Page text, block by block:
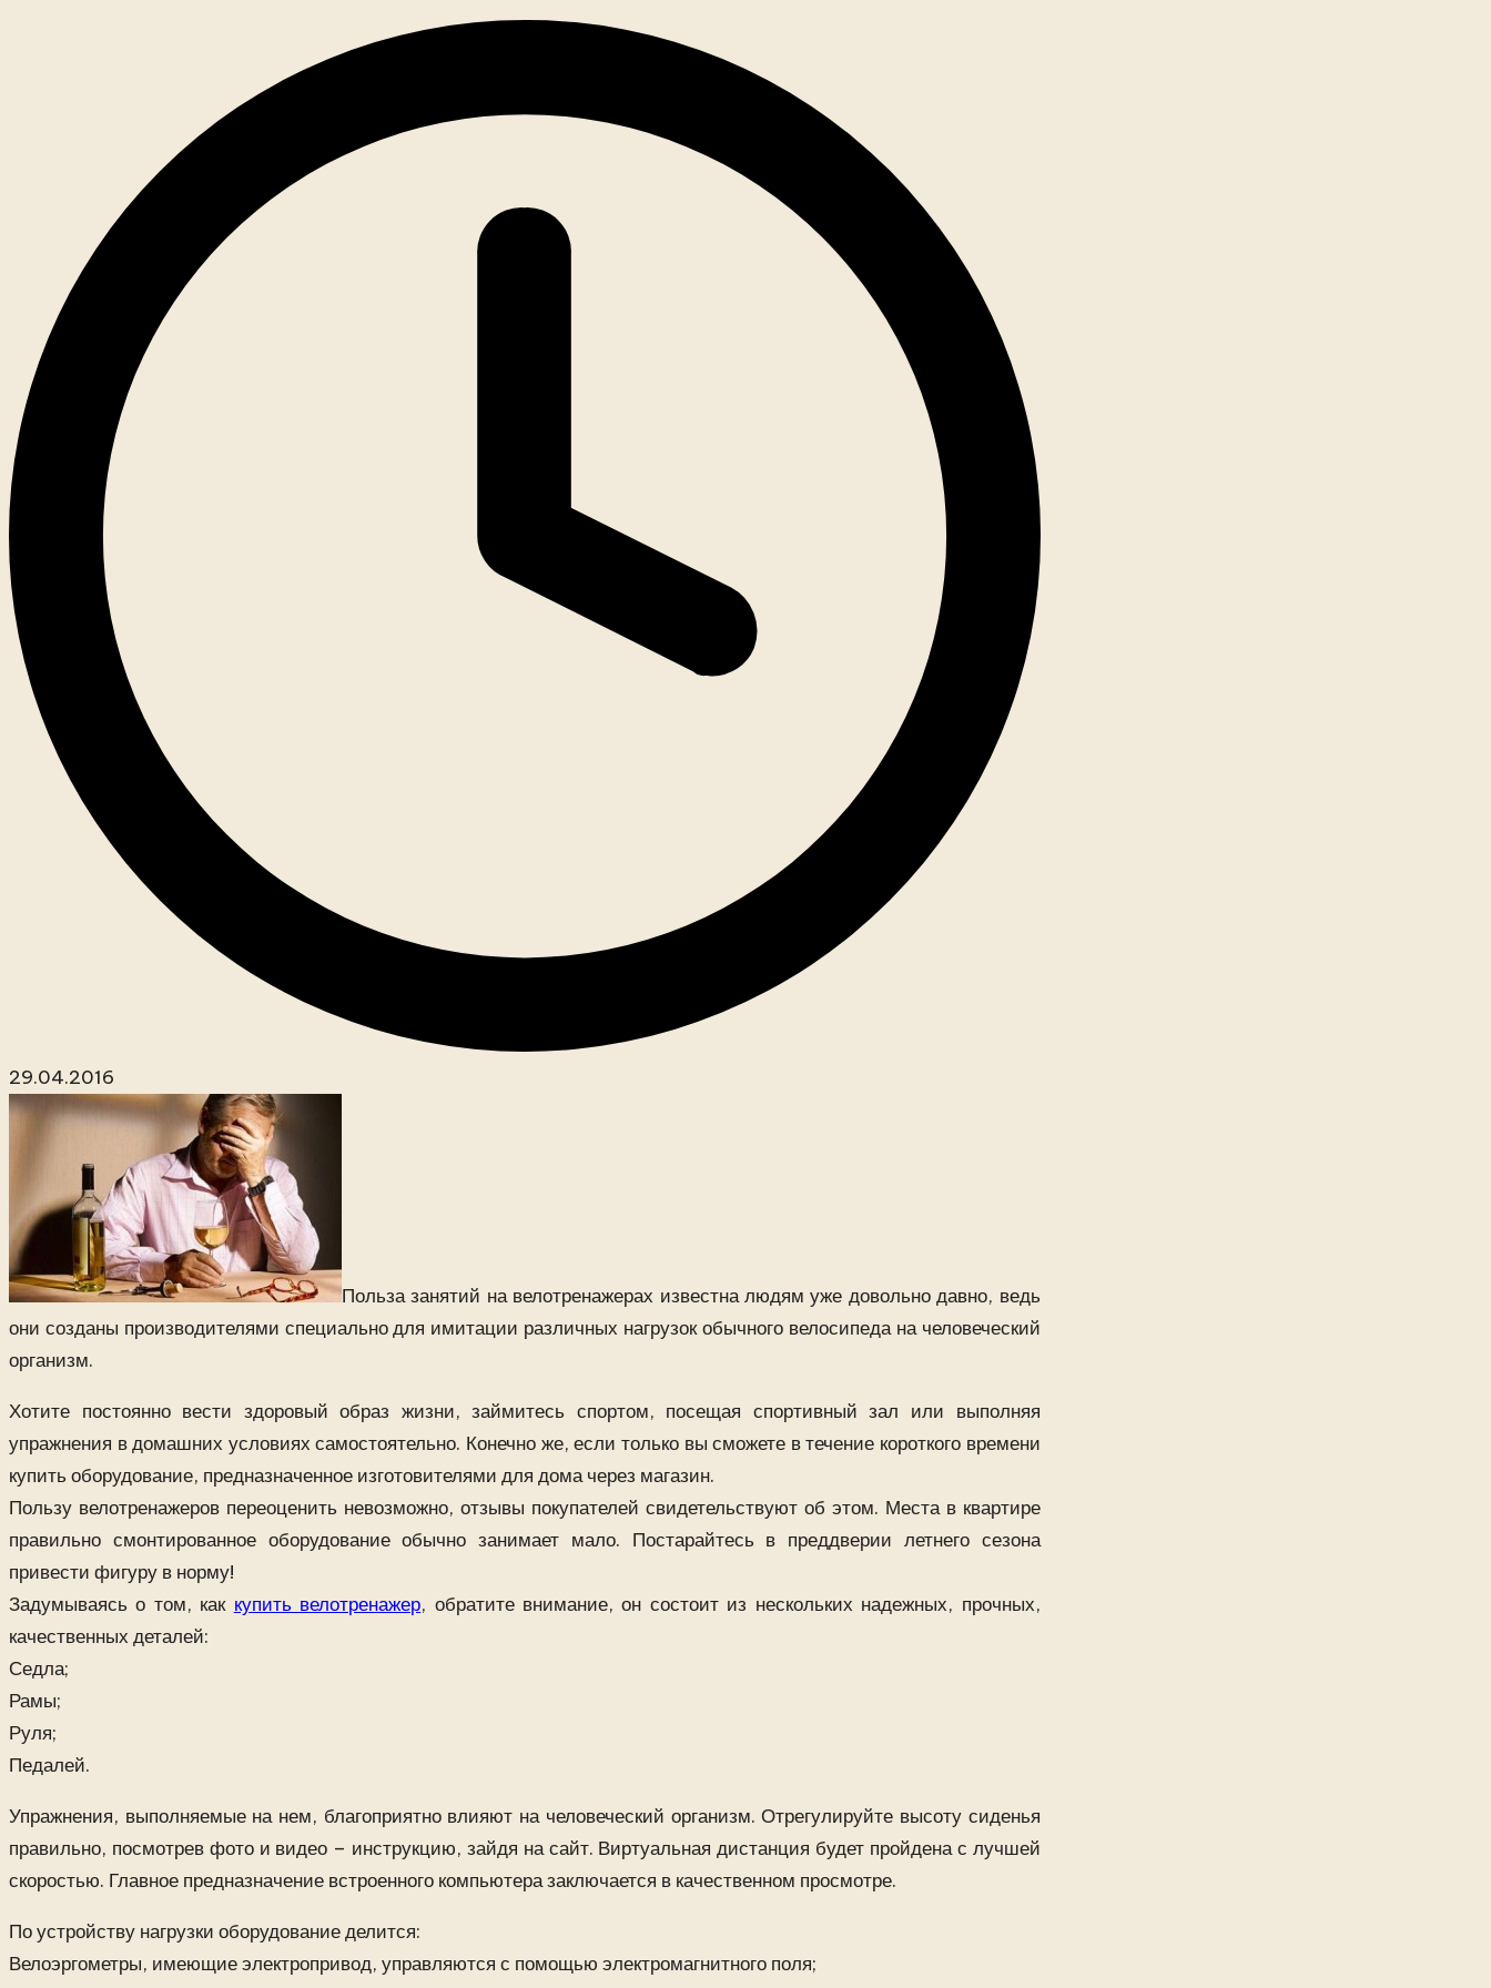
29.04.2016
Польза занятий на велотренажерах известна людям уже довольно давно, ведь
они созданы производителями специально для имитации различных нагрузок обычного велосипеда на человеческий
организм.
Хотите постоянно вести здоровый образ жизни, займитесь спортом, посещая спортивный зал или выполняя
упражнения в домашних условиях самостоятельно. Конечно же, если только вы сможете в течение короткого времени
купить оборудование, предназначенное изготовителями для дома через магазин.
Пользу велотренажеров переоценить невозможно, отзывы покупателей свидетельствуют об этом. Места в квартире
правильно смонтированное оборудование обычно занимает мало. Постарайтесь в преддверии летнего сезона
привести фигуру в норму!
Задумываясь о том, как купить велотренажер, обратите внимание, он состоит из нескольких надежных, прочных,
качественных деталей:
Седла;
Рамы;
Руля;
Педалей.
Упражнения, выполняемые на нем, благоприятно влияют на человеческий организм. Отрегулируйте высоту сиденья
правильно, посмотрев фото и видео – инструкцию, зайдя на сайт. Виртуальная дистанция будет пройдена с лучшей
скоростью. Главное предназначение встроенного компьютера заключается в качественном просмотре.
По устройству нагрузки оборудование делится:
Велоэргометры, имеющие электропривод, управляются с помощью электромагнитного поля;